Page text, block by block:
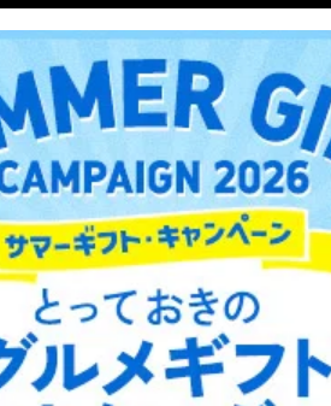
の利用目的の通知、開示、変更等
または削除）、利用停止等（「利用
「第三者への提供の停止」）の求め
いております。 当社顧客の皆様の
ージ」にログインしていただくこと
更を行っていただくことが出来ま
利用いただけない方、その他の方に
Aをご覧ください。 また、ご登録い
ち、市町村などの名称および郵便
あるいはクレジットカードの有効
けやご請求を行う上で支障がある
場合には、当社が登録情報を変更さ
あります。
出先、提出していただく書面等
話又は電子メールにて下記までお申
示等の求めに際して提出していただ
FOR ANDROID
用方法はこちら
総合案内
採用情報
お問い合わせ